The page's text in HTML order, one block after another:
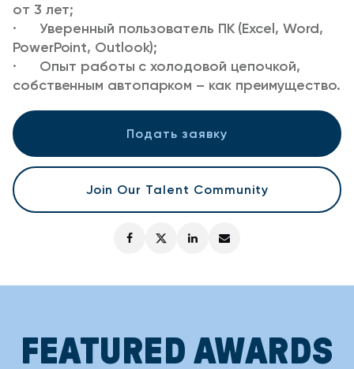
Подать заявку
Join Our Talent Community
от 3 лет;
· Уверенный пользователь ПК (Excel, Word,
PowerPoint, Outlook);
· Опыт работы с холодовой цепочкой,
собственным автопарком – как преимущество.
FEATURED AWARDS